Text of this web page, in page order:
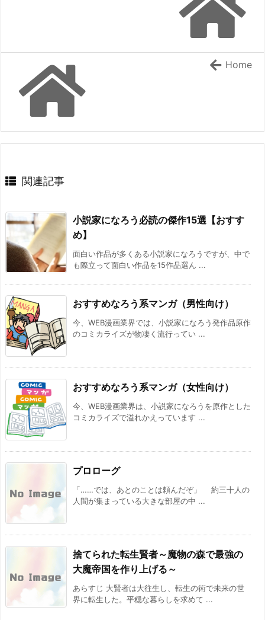
ドラゴンノベルス：『幼馴染のS級パーティーか
ら追放された聖獣使い。万能支援魔法と仲間を増
Kラノベブックス：『【爆アド】生まれた直後か
能域を超えてました 2 ~悪憑の子の謙虚な覇道
~』 などの表紙
『ラーメンが食べたくて 異世界転生ハードモー
ドとんこつ味』 『救いない怪異の世界をRPGの世
界と勘違いしてるやつ』
HJ文庫：『【やり直し】最強ダンジョン配信者!
スから書籍化決定！
『薄暮の乙女は復讐を求めるが、聖女と勘違い
されています』 『学校に行きたくない引きこも
後世の歴史家いわく、俺は面従腹背の成り上が
り復讐者らしい 【ファンタジー/転生】
の俺は最強になる ~魔力を失って落ちこぼれた
カクヨム：『終末世界の帰還錬金術師 ～日本
して適当に生きたいと思います～』 書籍化決
定！
[スコ速＠ネット小説まとめ] 2026/08/06 12:00
ブドウ畑から始まる異世界スローライフ ～社畜
で過労死、スキルは無いけど、しあわせに暮ら
してます～ 【ファンタジー/転生（憑依）】
[まろでぃの徒然なる雑記＠Web小説紹介] 2026/08/06 03:54
SQEXノベル：『天才魔法オタクが追放されて
辺境領主になったら、こうなりました! 1』 など
の表紙
[スコ速＠ネット小説まとめ] 2026/08/05 18:00
完結済みのおすすめ作品 その１２
[スコ速＠ネット小説まとめ] 2026/08/05 12:35
ギャルルルル！ギャルが戦車に乗ってやってく
る！ 【ポスト・アポカリプス/完結済み（4.6
万字）】
[まろでぃの徒然なる雑記＠Web小説紹介] 2026/08/05 08:59
DREノベルス：『魔法の瓶詰職人システィナは
くじけない ~追放された呪われ王女は隠れた才
能で一から幸せを掴みます~』 などの表紙
[スコ速＠ネット小説まとめ] 2026/08/04 18:00
『異世界★魔法少女― 転生初日に聖女扱いされ
ましたが、変身が罰ゲームすぎます！ ―』 『臆
病魔術師、カレンの激情 ～ダンジョンという
楽園は、君達に夢を見せるか～』
[スコ速＠ネット小説まとめ] 2026/08/04 12:00
VRMMOの作品で何かオススメないですかね？
その２５ ※再アンケート
[スコ速＠ネット小説まとめ] 2026/08/03 12:00
BKブックス：『剣と魔法の世界に行きたいって
言ったよな?剣の魔法じゃなくてさ? ~ギフト
Home
関連記事
小説家になろう必読の傑作15選【おすす
め】
面白い作品が多くある小説家になろうですが、中で
も際立って面白い作品を15作品選ん ...
おすすめなろう系マンガ（男性向け）
今、WEB漫画業界では、小説家になろう発作品原作
のコミカライズが物凄く流行ってい ...
おすすめなろう系マンガ（女性向け）
今、WEB漫画業界は、小説家になろうを原作とした
コミカライズで溢れかえっています ...
プロローグ
「……では、あとのことは頼んだぞ」 約三十人の
人間が集まっている大きな部屋の中 ...
捨てられた転生賢者～魔物の森で最強の
大魔帝国を作り上げる～
あらすじ 大賢者は大往生し、転生の術で未来の世
界に転生した。平穏な暮らしを求めて ...